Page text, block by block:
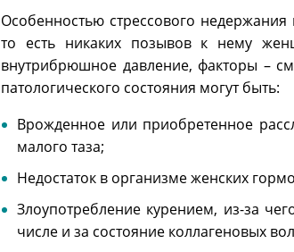
Особенностью стрессового
то есть никаких позывов к нему
внутрибрюшное давление, факторы –
патологического состояния могут быть:
Врожденное или приобретенное
малого таза;
Недостаток в организме женских
Злоупотребление курением, из-за
числе и за состояние коллагеновых